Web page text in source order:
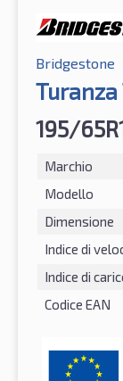
Bridgestone
Turanza
195/
Marchio
Modello
Dimensione
Indice di
Indice di
Codice EAN